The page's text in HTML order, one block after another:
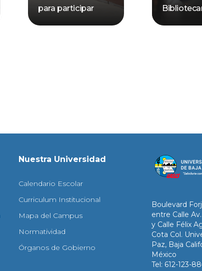
para participar
Nuestra Universidad
Calendario Escolar
Curriculum Institucional
Mapa del Campus
Normatividad
Órganos de Gobierno
Boulevard
entre Calle
y Calle Félix
Cota Col.
Paz, Baja
México
Tel: 612-123-